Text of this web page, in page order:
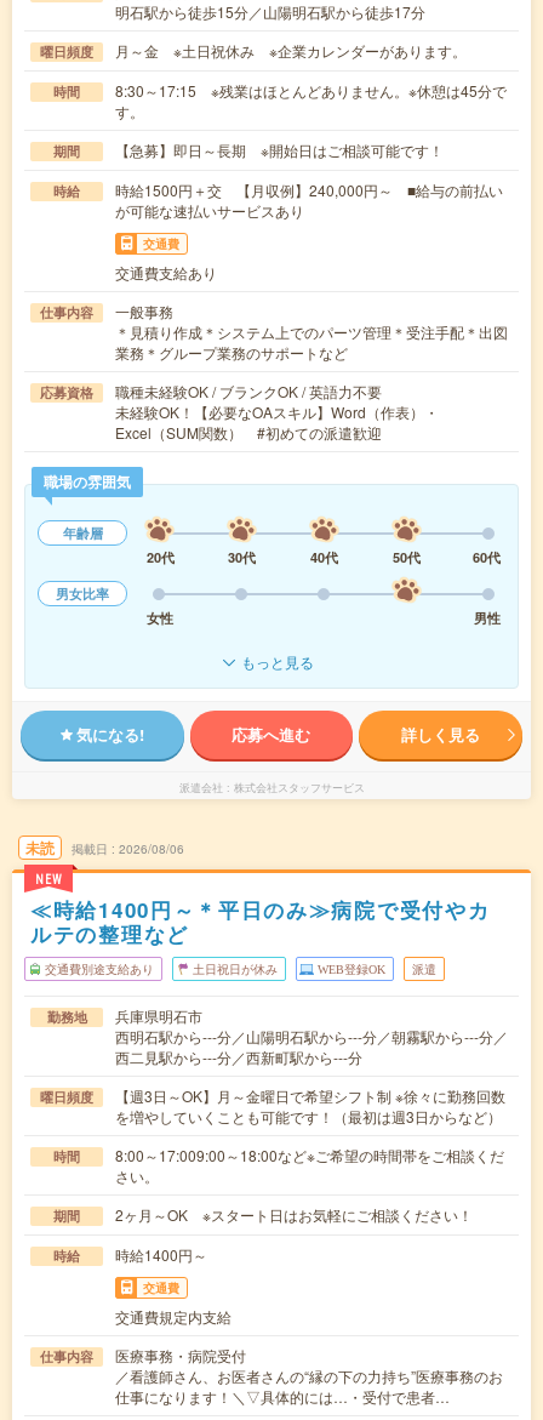
明石駅から徒歩15分／山陽明石駅から徒歩17分
曜日頻度 月～金 ※土日祝休み ※企業カレンダーがあります。
時間
8:30～17:15 ※残業はほとんどありません。※休憩は45分で
す。
期間 【急募】即日～長期 ※開始日はご相談可能です！
時給
時給1500円＋交 【月収例】240,000円～ ■給与の前払い
が可能な速払いサービスあり
交通費
交通費支給あり
仕事内容
一般事務
＊見積り作成＊システム上でのパーツ管理＊受注手配＊出図
業務＊グループ業務のサポートなど
応募資格
職種未経験OK / ブランクOK / 英語力不要
未経験OK！【必要なOAスキル】Word（作表）・
Excel（SUM関数） #初めての派遣歓迎
職場の雰囲気
年齢層
20代
30代 40代 50代
60代
男女比率
女性
男性
もっと見る
気になる! 応募へ進む 詳しく見る
派遣会社 株式会社スタッフサービス
未読
NEW
掲載日 2026/08/06
≪時給1400円～＊平日のみ≫病院で受付やカ
ルテの整理など
交通費別途支給あり 土日祝日が休み WEB登録OK 派遣
勤務地
兵庫県明石市
西明石駅から---分／山陽明石駅から---分／朝霧駅から---分／
西二見駅から---分／西新町駅から---分
曜日頻度
【週3日～OK】月～金曜日で希望シフト制 ※徐々に勤務回数
を増やしていくことも可能です！（最初は週3日からなど）
時間
8:00～17:009:00～18:00など※ご希望の時間帯をご相談くだ
さい。
期間 2ヶ月～OK ※スタート日はお気軽にご相談ください！
時給 時給1400円～
交通費
交通費規定内支給
仕事内容
医療事務・病院受付
／看護師さん、お医者さんの“縁の下の力持ち”医療事務のお
仕事になります！＼▽具体的には…・受付で患者…